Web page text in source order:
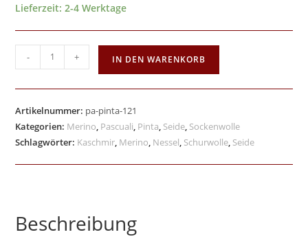
Lieferzeit:2-4 Werktage
- + IN DEN WARENKORB
Artikelnummer: pa-pinta-121
Kategorien: Merino, Pascuali, Pinta, Seide, Sockenwolle
Schlagwörter: Kaschmir, Merino, Nessel, Schurwolle, Seide
Beschreibung